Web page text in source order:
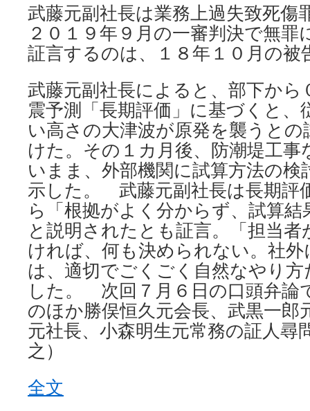
武藤元副社長は業務上過失致死傷
２０１９年９月の一審判決で無
証言するのは、１８年１０月の被
武藤元副社長によると、部下から
震予測「長期評価」に基づくと、
い高さの大津波が原発を襲うと
けた。その１カ月後、防潮堤工
いまま、外部機関に試算方法の
示した。 武藤元副社長は長期評
ら「根拠がよく分からず、試算
と説明されたとも証言。「担当
ければ、何も決められない。社
は、適切でごくごく自然なやり
した。 次回７月６日の口頭弁論
のほか勝俣恒久元会長、武黒一郎
元社長、小森明生元常務の証人尋
之）
全文